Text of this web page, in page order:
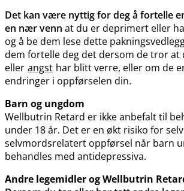
Det kan være nyttig for deg å fortelle
en nær venn at du er deprimert eller
og å be dem lese dette
dem fortelle deg det dersom de tror at
eller angst har blitt verre, eller om de
endringer i oppførselen din.
Barn og ungdom
Wellbutrin Retard er ikke anbefalt til
under 18 år. Det er en økt risiko for
selvmordsrelatert oppførsel når barn
behandles med antidepressiva.
Andre legemidler og Wellbutrin